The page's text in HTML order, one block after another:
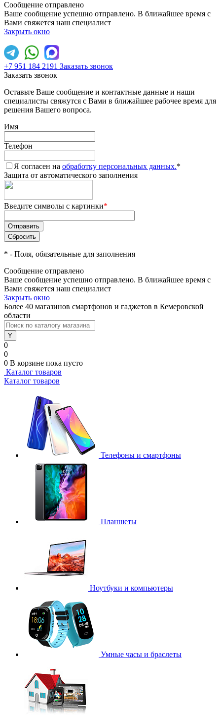
Сообщение отправлено
Ваше сообщение успешно отправлено. В ближайшее время с
Вами свяжется наш специалист
Закрыть окно
+7 951 184 2191 Заказать звонок
Заказать звонок
Оставьте Ваше сообщение и контактные данные и наши
специалисты свяжутся с Вами в ближайшее рабочее время для
решения Вашего вопроса.
Имя
Телефон
Я согласен на обработку персональных данных.*
Защита от автоматического заполнения
Введите символы с картинки*
* - Поля, обязательные для заполнения
Сообщение отправлено
Ваше сообщение успешно отправлено. В ближайшее время с
Вами свяжется наш специалист
Закрыть окно
Более 40 магазинов смартфонов и гаджетов в Кемеровской
области
0
0
0 В корзине пока пусто
Каталог товаров
Каталог товаров
Телефоны и смартфоны
Планшеты
Ноутбуки и компьютеры
Умные часы и браслеты